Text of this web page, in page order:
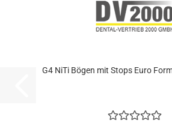
G4 NiTi Bögen mit Stops Euro